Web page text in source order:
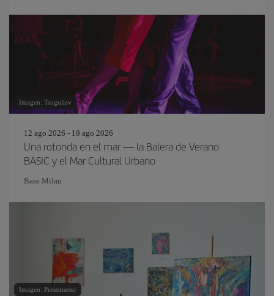
Imagen: Tsuguliev
12 ago 2026 - 19 ago 2026
Una rotonda en el mar — la Balera de Verano
BASIC y el Mar Cultural Urbano
Base Milan
Imagen: Pressmaster